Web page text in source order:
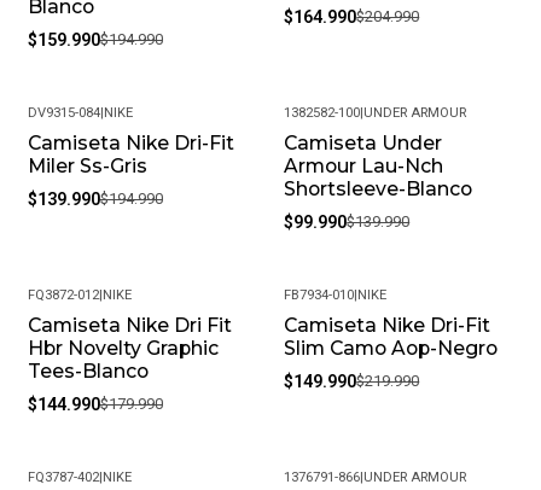
Mantenimiento Sencillo Y Conveniente.
Con La ¡Camiseta Nike Running T-Shirt,! Puedes Disfrutar De
Frescura Y La Inspiración Con Esta Prenda Diseñada Para El
Rendimiento Y La Exploración.
Blanco
$159.990$194.990
$164.990$204.990
-28%
DV9315-084|NIKE
Camiseta Nike Dri-Fit
Miler Ss-Gris
$139.990$194.990
-29%
1382582-100|UNDER ARMOUR
Camiseta Under
Armour Lau-Nch
Shortsleeve-Blanco
$99.990$139.990
-19%
FQ3872-012|NIKE
Camiseta Nike Dri Fit
Hbr Novelty Graphic
Tees-Blanco
$144.990$179.990
-32%
FB7934-010|NIKE
Camiseta Nike Dri-Fit
Slim Camo Aop-Negro
$149.990$219.990
FQ3787-402|NIKE 1376791-866|UNDER ARMOUR